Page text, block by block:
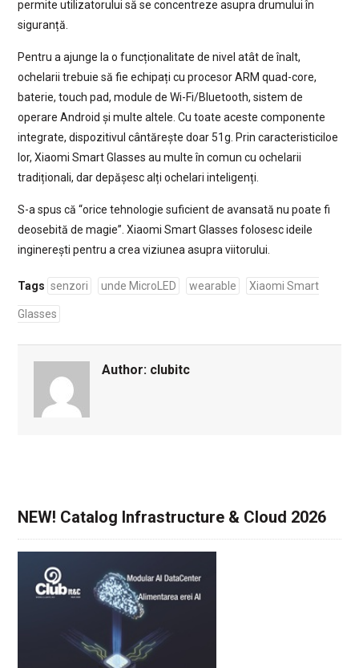
permite utilizatorului să se concentreze asupra drumului în
siguranță.
Pentru a ajunge la o funcționalitate de nivel atât de înalt,
ochelarii trebuie să fie echipați cu procesor ARM quad-core,
baterie, touch pad, module de Wi-Fi/Bluetooth, sistem de
operare Android și multe altele. Cu toate aceste componente
integrate, dispozitivul cântărește doar 51g. Prin caracteristiciloe
lor, Xiaomi Smart Glasses au multe în comun cu ochelarii
tradiționali, dar depășesc alți ochelari inteligenți.
S-a spus că “orice tehnologie suficient de avansată nu poate fi
deosebită de magie”. Xiaomi Smart Glasses folosesc ideile
inginerești pentru a crea viziunea asupra viitorului.
Tags senzori unde MicroLED wearable Xiaomi Smart
Glasses
Author: clubitc
NEW! Catalog Infrastructure & Cloud 2026